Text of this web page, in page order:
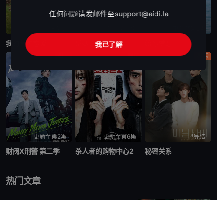
我的荒糖恋爱 婚姻之后
剧情
更新至第2集
财阀X刑警 第二季
剧情
更新至第6集
杀人者的购物中心2
剧情
已完结
秘密关系
热门文章
任何问题请发邮件至support@aidi.la
我已了解